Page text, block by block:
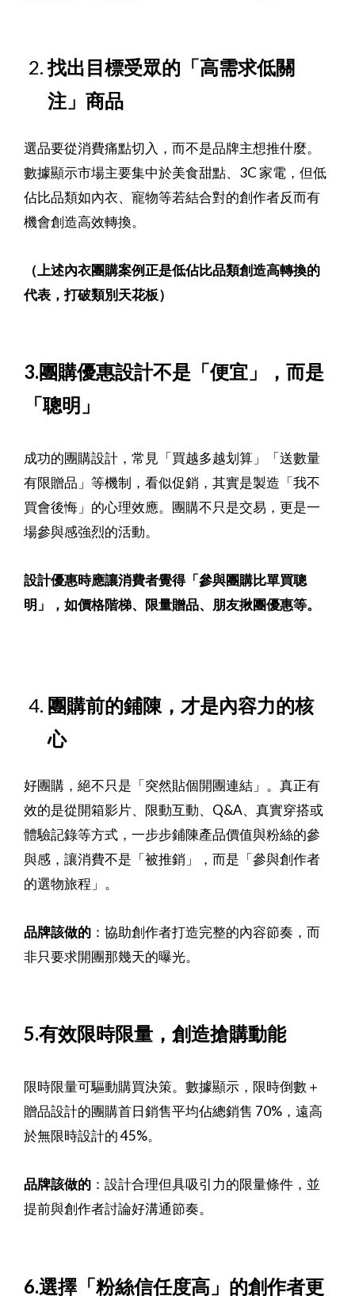
找出目標受眾的「高需求低關
注」商品
選品要從消費痛點切入，而不是品牌主想推什麼。
數據顯示市場主要集中於美食甜點、3C 家電，但低
佔比品類如內衣、寵物等若結合對的創作者反而有
機會創造高效轉換。
（上述內衣團購案例正是低佔比品類創造高轉換的
代表，打破類別天花板）
3.團購優惠設計不是「便宜」，而是
「聰明」
成功的團購設計，常見「買越多越划算」「送數量
有限贈品」等機制，看似促銷，其實是製造「我不
買會後悔」的心理效應。團購不只是交易，更是一
場參與感強烈的活動。
設計優惠時應讓消費者覺得「參與團購比單買聰
明」，如價格階梯、限量贈品、朋友揪團優惠等。
團購前的鋪陳，才是內容力的核
心
好團購，絕不只是「突然貼個開團連結」。真正有
效的是從開箱影片、限動互動、Q&A、真實穿搭或
體驗記錄等方式，一步步鋪陳產品價值與粉絲的參
與感，讓消費不是「被推銷」，而是「參與創作者
的選物旅程」。
品牌該做的 ：協助創作者打造完整的內容節奏，而
非只要求開團那幾天的曝光。
5.有效限時限量，創造搶購動能
限時限量可驅動購買決策。數據顯示，限時倒數＋
贈品設計的團購首日銷售平均佔總銷售 70%，遠高
於無限時設計的 45%。
品牌該做的 ：設計合理但具吸引力的限量條件，並
提前與創作者討論好溝通節奏。
6.選擇「粉絲信任度高」的創作者更